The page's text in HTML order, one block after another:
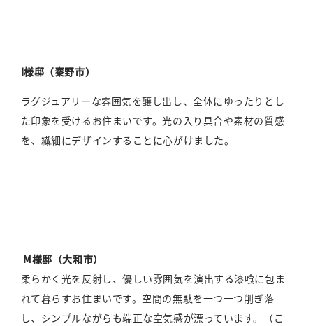
I様邸（秦野市）
ラグジュアリーな雰囲気を醸し出し、全体にゆったりとし
た印象を受けるお住まいです。光の入り具合や素材の質感
を、繊細にデザインすることに心がけました。
M様邸（大和市）
柔らかく光を反射し、優しい雰囲気を演出する漆喰に包ま
れて暮らすお住まいです。空間の無駄を一つ一つ削ぎ落
し、シンプルながらも端正な空気感が漂っています。（こ